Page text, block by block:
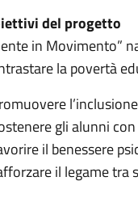
del progetto
in Movimento”
la povertà
gli alunni
il benessere
il legame tra